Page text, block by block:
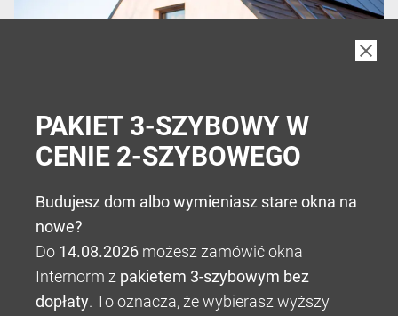
PAKIET 3-SZYBOWY W
CENIE 2-SZYBOWEGO
Budujesz dom albo wymieniasz stare okna na
nowe?
Do 14.08.2026 możesz zamówić okna
Internorm z pakietem 3-szybowym bez
dopłaty. To oznacza, że wybierasz wyższy